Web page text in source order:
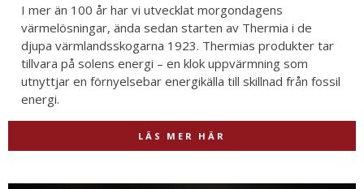
I mer än 100 år har vi utvecklat morgondagens
värmelösningar, ända sedan starten av Thermia i de
djupa värmlandsskogarna 1923. Thermias produkter tar
tillvara på solens energi – en klok uppvärmning som
utnyttjar en förnyelsebar energikälla till skillnad från fossil
energi.
LÄS MER HÄR